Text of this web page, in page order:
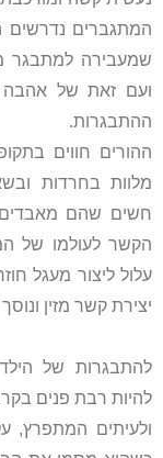
המתגברים נדרשים
שמעבירה למתבגר
ועם זאת של אהבה
ההתבגרות.
ההורים חווים
מלוות בחרדות
חשים שהם
הקשר לעולמו של
עלול ליצור מעגל
יצירת קשר מזין
להתבגרות של
להיות רבת פנים
ולעיתים המתפרץ,